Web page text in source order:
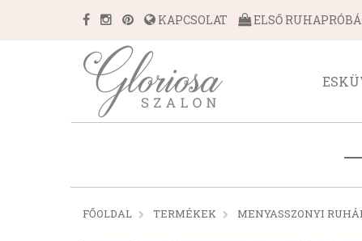
KAPCSOLAT ELSŐ
FŐOLDAL TERMÉKEK MENYASSZONYI